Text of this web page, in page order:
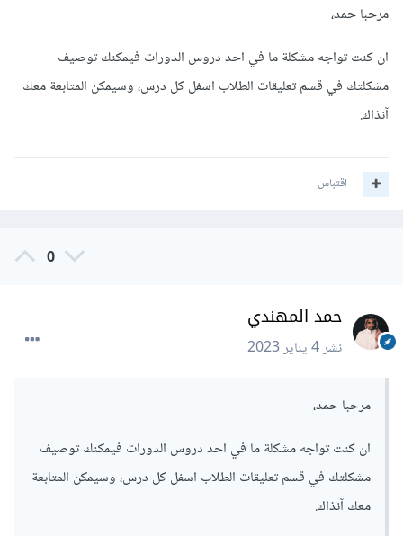
مرحبا حمد،
ان كنت تواجه مشكلة ما في احد دروس الدورات فيمكنك توصيف
مشكلتك في قسم تعليقات الطلاب اسفل كل درس، وسيمكن المتابعة معك
آنذاك.
اقتباس
0
حمد المهندي
نشر4 يناير 2023
مرحبا حمد،
ان كنت تواجه مشكلة ما في احد دروس الدورات فيمكنك توصيف
مشكلتك في قسم تعليقات الطلاب اسفل كل درس، وسيمكن المتابعة
معك آنذاك.